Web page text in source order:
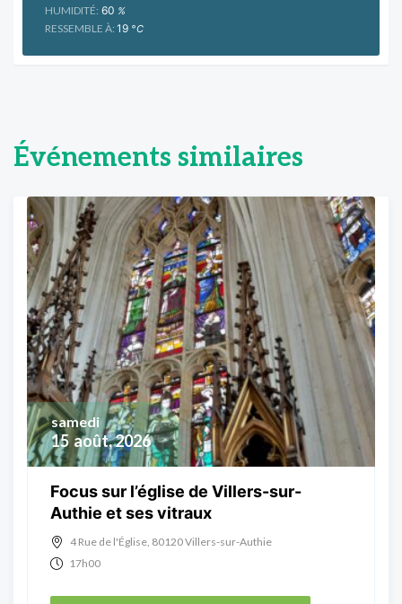
HUMIDITÉ: 60 %
RESSEMBLE À: 19 °C
Événements similaires
15 août, 2026
samedi
Focus sur l’église de Villers-sur-
Authie et ses vitraux
4 Rue de l'Église, 80120 Villers-sur-Authie
17h00